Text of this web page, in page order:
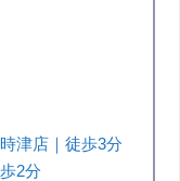
津店｜徒歩3分
2分